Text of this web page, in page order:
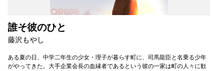
誰そ彼のひと
藤沢もやし
ある夏の日、中学二年生の少女・理子が暮らす町に、司馬龍臣と名乗る少年
がやってきた。大手企業会長の血縁者であるという彼の一家は町の人々に歓